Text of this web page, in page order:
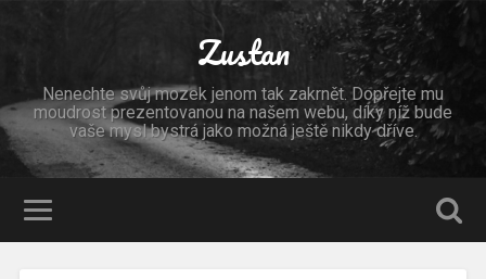
Zustan
Nenechte svůj mozek jenom tak zakrnět. Dopřejte mu
moudrost prezentovanou na našem webu, díky níž bude
vaše mysl bystrá jako možná ještě nikdy dříve.